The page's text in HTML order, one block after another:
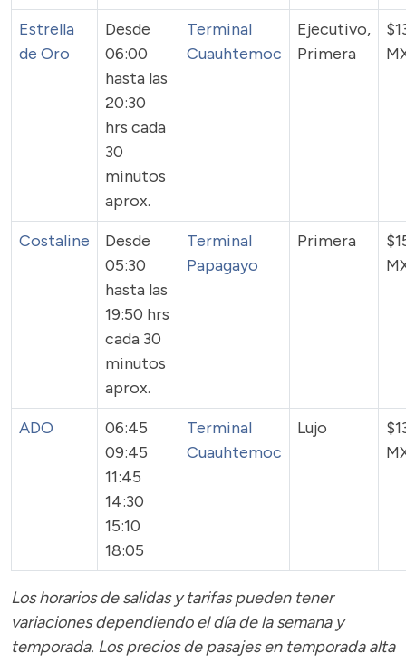
Estrella
de Oro
Desde
06:00
hasta las
20:30
hrs cada
30
minutos
aprox.
Terminal
Cuauhtemoc
Ejecutivo,
Primera
Costaline
Desde
05:30
hasta las
19:50 hrs
cada 30
minutos
aprox.
Terminal
Papagayo
Primera
ADO
06:45
09:45
11:45
14:30
15:10
18:05
Terminal
Cuauhtemoc
Lujo
Los horarios de salidas y tarifas pueden tener
variaciones dependiendo el día de la semana y
temporada. Los precios de pasajesen temporada alta